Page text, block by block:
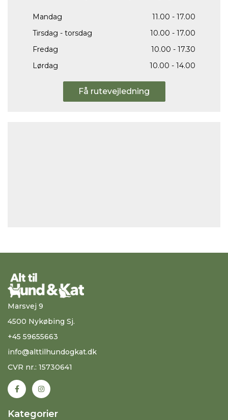
Mandag
11.00 - 17.00
Tirsdag - torsdag
10.00 - 17.00
Fredag
10.00 - 17.30
Lørdag
10.00 - 14.00
Få rutevejledning
Marsvej 9
4500 Nykøbing Sj.
+45 59655663
info@alttilhundogkat.dk
CVR nr.: 15730641
Kategorier